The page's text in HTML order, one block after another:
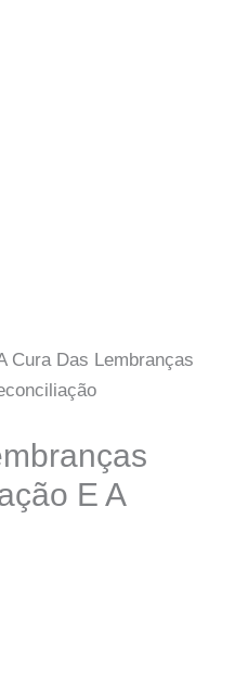
Cura Das Lembranças
E A